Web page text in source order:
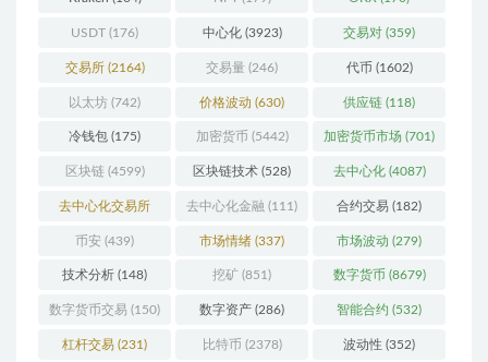
USDT (176) 中心化(3923) 交易对 (359)
交易所(2164) 交易量 (246) 代币 (1602)
以太坊 (742) 价格波动 (630) 供应链 (118)
冷钱包 (175) 加密货币 (5442) 加密货币市场 (701)
区块链(4599) 区块链技术 (528) 去中心化(4087)
去中心化交易所
(196)
去中心化金融 (111) 合约交易 (182)
币安 (439) 市场情绪 (337) 市场波动 (279)
技术分析 (148) 挖矿 (851) 数字货币 (8679)
数字货币交易 (150) 数字资产 (286) 智能合约 (532)
杠杆交易 (231) 比特币 (2378) 波动性 (352)